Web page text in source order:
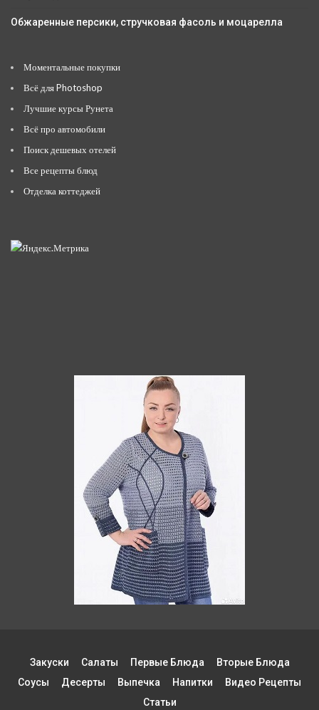
Обжаренные персики, стручковая фасоль и моцарелла
Моментальные покупки
Всё для Photoshop
Лучшие курсы Рунета
Всё про автомобили
Поиск дешевых отелей
Все рецепты блюд
Отделка коттеджей
Закуски Салаты Первые Блюда
Вторые Блюда
Соусы
Десерты Выпечка Напитки
Видео Рецепты
Статьи